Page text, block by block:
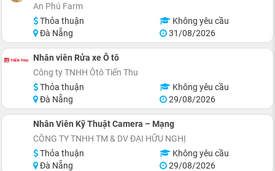
An Phú Farm
Thỏa thuận
Không yêu cầu
Đà Nẵng
31/08/2026
Nhân viên Rửa xe Ô tô
Công ty TNHH Ôtô Tiến Thu
Thỏa thuận
Không yêu cầu
Đà Nẵng
29/08/2026
Nhân Viên Kỹ Thuật Camera – Mạng
CÔNG TY TNHH TM & DV ĐẠI HỮU NGHỊ
Thỏa thuận
Không yêu cầu
Đà Nẵng
29/08/2026